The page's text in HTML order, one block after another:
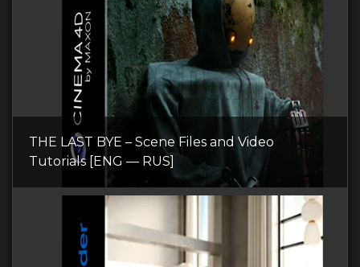
THE LAST BYE – Scene Files and Video
Tutorials [ENG — RUS]